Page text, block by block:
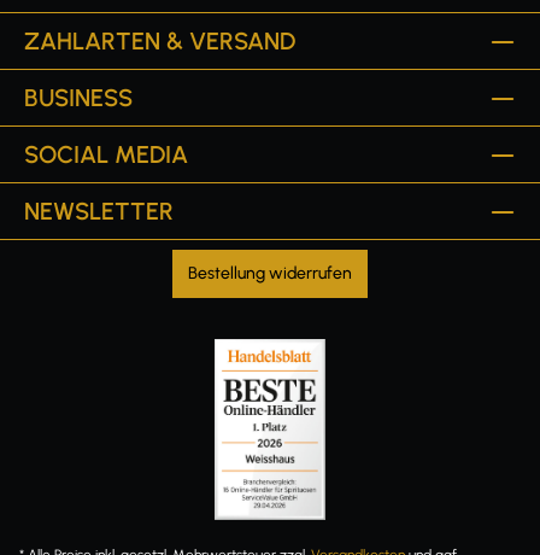
ZAHLARTEN & VERSAND
BUSINESS
SOCIAL MEDIA
NEWSLETTER
Bestellung widerrufen